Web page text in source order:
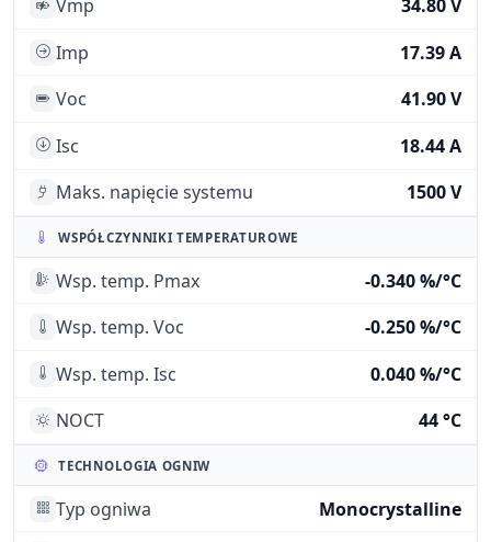
Vmp
34.80 V
Imp
17.39 A
Voc
41.90 V
Isc
18.44 A
Maks. napięcie systemu
1500 V
WSPÓŁCZYNNIKI TEMPERATUROWE
Wsp. temp. Pmax
-0.340 %/°C
Wsp. temp. Voc
-0.250 %/°C
Wsp. temp. Isc
0.040 %/°C
NOCT
44 °C
TECHNOLOGIA OGNIW
Typ ogniwa
Monocrystalline